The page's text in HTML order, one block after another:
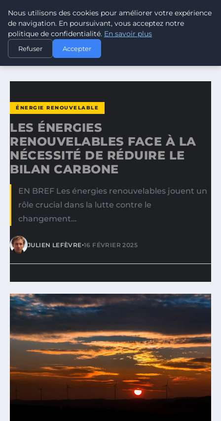
CLIMATE RESPONSE BLOG
ACCUEIL
ÉNERGIE RENOUVELABLE
LES ÉNERGIES RENOUVELABLES FACE À LA NÉCESSITÉ DE…
ÉNERGIE RENOUVELABLE
LES ÉNERGIES
RENOUVELABLES FACE À LA
NÉCESSITÉ DE RÉDUIRE LE
BILAN CARBONE
EN BREF Les énergies renouvelables jouent un
rôle crucial dans la lutte contre le
changement…
JULIEN LEFÈVRE•16 FÉVRIER 2025
Nous utilisons des cookies pour améliorer votre expérience
de navigation. En poursuivant, vous acceptez notre
politique de confidentialité. En savoir plus
Refuser Accepter